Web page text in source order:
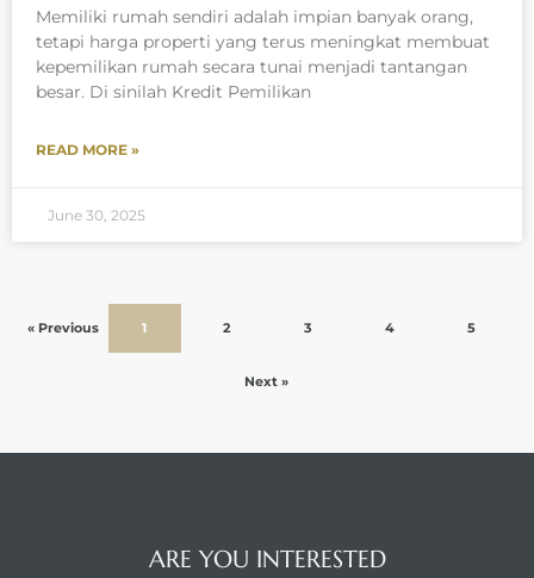
Memiliki rumah sendiri adalah impian banyak orang,
tetapi harga properti yang terus meningkat membuat
kepemilikan rumah secara tunai menjadi tantangan
besar. Di sinilah Kredit Pemilikan
READ MORE »
June 30, 2025
« Previous 1 2 3 4 5
Next »
ARE YOU INTERESTED